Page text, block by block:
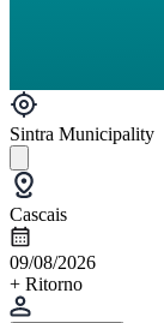
Sintra Municipality
Cascais
09/08/2026
+ Ritorno